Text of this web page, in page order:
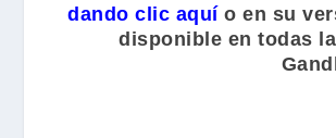
dando clic aquí o en su
disponible en todas